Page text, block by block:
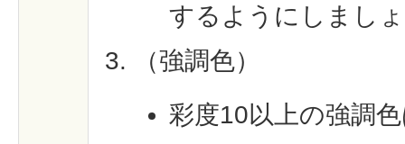
するようにしまし
（強調色）
彩度10以上の強調